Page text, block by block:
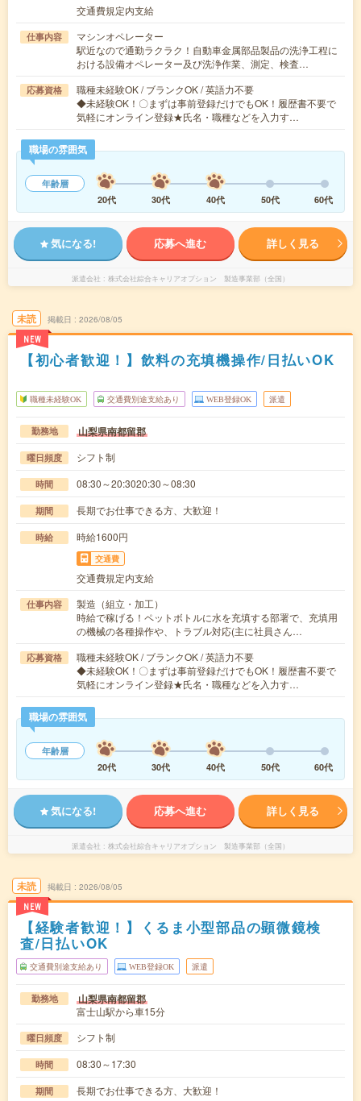
交通費規定内支給
仕事内容
マシンオペレーター
駅近なので通勤ラクラク！自動車金属部品製品の洗浄工程に
おける設備オペレーター及び洗浄作業、測定、検査…
応募資格
職種未経験OK / ブランクOK / 英語力不要
◆未経験OK！〇まずは事前登録だけでもOK！履歴書不要で
気軽にオンライン登録★氏名・職種などを入力す…
職場の雰囲気
年齢層
20代
30代 40代 50代 60代
気になる! 応募へ進む 詳しく見る
派遣会社 株式会社綜合キャリアオプション 製造事業部（全国）
未読
NEW
掲載日 2026/08/05
【初心者歓迎！】飲料の充填機操作/日払いOK
職種未経験OK 交通費別途支給あり WEB登録OK 派遣
勤務地 山梨県南都留郡
曜日頻度 シフト制
時間 08:30～20:3020:30～08:30
期間 長期でお仕事できる方、大歓迎！
時給 時給1600円
交通費
交通費規定内支給
仕事内容
製造（組立・加工）
時給で稼げる！ペットボトルに水を充填する部署で、充填用
の機械の各種操作や、トラブル対応(主に社員さん…
応募資格
職種未経験OK / ブランクOK / 英語力不要
◆未経験OK！〇まずは事前登録だけでもOK！履歴書不要で
気軽にオンライン登録★氏名・職種などを入力す…
職場の雰囲気
年齢層
20代
30代 40代 50代 60代
気になる! 応募へ進む 詳しく見る
派遣会社 株式会社綜合キャリアオプション 製造事業部（全国）
未読
NEW
掲載日 2026/08/05
【経験者歓迎！】くるま小型部品の顕微鏡検
査/日払いOK
交通費別途支給あり WEB登録OK 派遣
勤務地 山梨県南都留郡
富士山駅から車15分
曜日頻度 シフト制
時間 08:30～17:30
期間 長期でお仕事できる方、大歓迎！